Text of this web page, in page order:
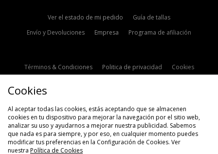
Ver el estado de mi pedido
Guía de tallas
Envío y Devoluciones
Empresa Programa de afiliación
Términos & Condiciones Politica de privacidad
Cookies
Cookies
Al aceptar todas las cookies, estás aceptando que se almacenen
cookies en tu dispositivo para mejorar la navegación por el sitio web,
analizar su uso y ayudarnos a mejorar nuestra publicidad. Sabemos
que nada es para siempre, y por eso, en cualquier momento puedes
modificar tus preferencias en la Configuración de Cookies. Ver
nuestra Política de Cookies